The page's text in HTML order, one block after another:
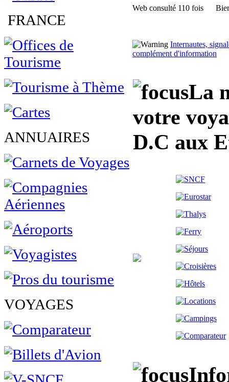
FRANCE
ANNUAIRES
VOYAGES
Web consulté 110 fois
Internautes,
complément d'information
La
votre
D.C aux